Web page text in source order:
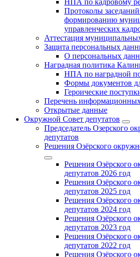
НПА по кадровому
Протоколы
формированию
управленческих
Аттестация
Защита персональных
О персональных
Наградная политика
НПА по наградной
Формы документов
Героические
Перечень
Открытые данные
Окружной Совет депутатов
Председатель Озерского
депутатов
Решения Озёрского
Решения Озёрского
депутатов 2026 год
Решения Озёрского
депутатов 2025 год
Решения Озёрского
депутатов 2024 год
Решения Озёрского
депутатов 2023 год
Решения Озёрского
депутатов 2022 год
Решения Озёрского